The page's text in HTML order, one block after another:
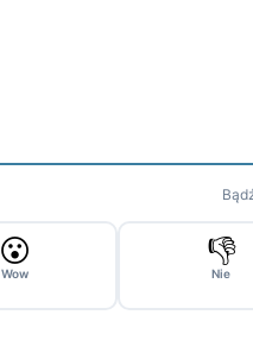
😮
Wow
👎
Nie